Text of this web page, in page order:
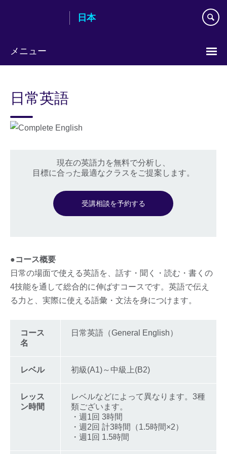
content
日本
メニュー
日常英語
現在の英語力を無料で分析し、
目標に合った最適なクラスをご提案します。
受講相談を予約する
●コース概要
日常の場面で使える英語を、話す・聞く・読む・書くの
4技能を通して総合的に伸ばすコースです。英語で伝え
る力と、実際に使える語彙・文法を身につけます。
コース
名
日常英語（General English）
レベル 初級(A1)～中級上(B2)
レッス
ン時間
レベルなどによって異なります。3種
類ございます。
・週1回 3時間
・週2回 計3時間（1.5時間×2）
・週1回 1.5時間